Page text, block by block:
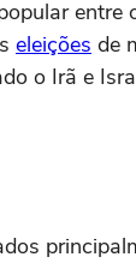
entre
eleições de
o Irã e